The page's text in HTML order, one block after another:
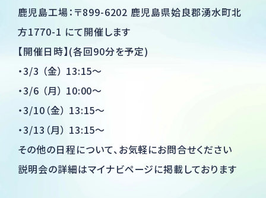
鹿児島工場：〒899-6202 鹿児島県姶良郡湧水町北
方1770-1 にて開催します
【開催日時】(各回90分を予定)
・3/3 （金） 13:15～
・3/6 （月） 10:00～
・3/10（金） 13:15～
・3/13（月） 13:15～
その他の日程について、お気軽にお問合せください
説明会の詳細はマイナビページに掲載しております